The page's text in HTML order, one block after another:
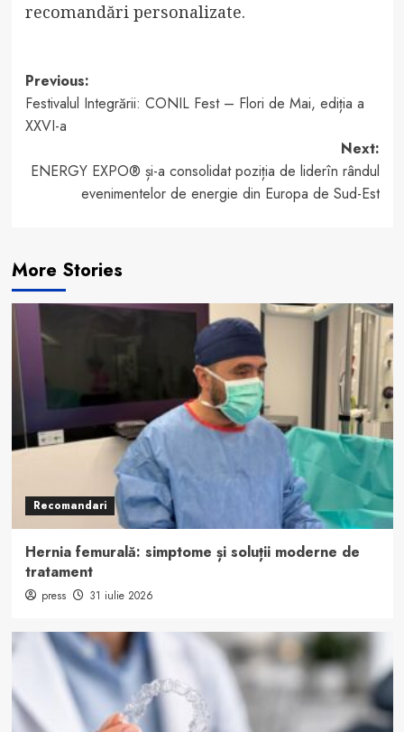
recomandări personalizate.
Post
navigation
Previous:
Festivalul Integrării: CONIL Fest – Flori de Mai, ediția a
XXVI-a
Next:
ENERGY EXPO® și-a consolidat poziția de liderîn rândul
evenimentelor de energie din Europa de Sud-Est
More Stories
Recomandari
Hernia femurală: simptome și soluții moderne de
tratament
press 31 iulie 2026